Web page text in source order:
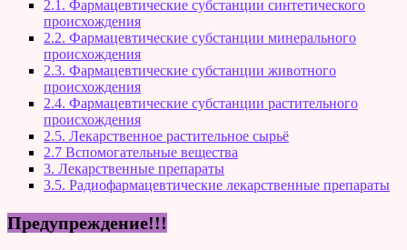
2.1. Фармацевтические субстанции синтетического
происхождения
2.2. Фармацевтические субстанции минерального
происхождения
2.3. Фармацевтические субстанции животного
происхождения
2.4. Фармацевтические субстанции растительного
происхождения
2.5. Лекарственное растительное сырьё
2.7 Вспомогательные вещества
3. Лекарственные препараты
3.5. Радиофармацевтические лекарственные препараты
Предупреждение!!!